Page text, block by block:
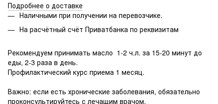
Подробнее о доставке
Наличными при получении на перевозчике.
На расчётный счёт Приватбанка по реквизитам
Рекомендуем принимать масло 1-2 ч.л. за 15-20 минут до
еды, 2-3 раза в день.
Профилактический курс приема 1 месяц.
Важно: если есть хронические заболевания, обязательно
проконсультируйтесь с лечащим врачом.